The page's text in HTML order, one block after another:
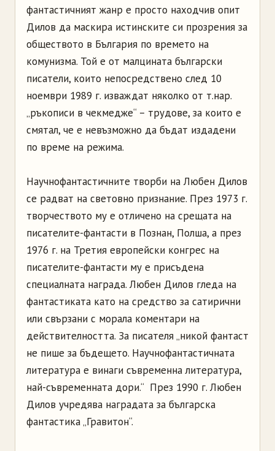
фантастичният жанр е просто находчив опит
Дилов да маскира истинските си прозрения за
обществото в България по времето на
комунизма. Той е от малцината български
писатели, които непосредствено след 10
ноември 1989 г. изваждат няколко от т.нар.
„ръкописи в чекмедже“ – трудове, за които е
смятал, че е невъзможно да бъдат издадени
по време на режима.
Научнофантастичните творби на Любен Дилов
се радват на световно признание. През 1973 г.
творчеството му е отличено на срещата на
писателите-фантасти в Познан, Полша, а през
1976 г. на Третия европейски конгрес на
писателите-фантасти му е присъдена
специалната награда. Любен Дилов гледа на
фантастиката като на средство за сатирични
или свързани с морала коментари на
действителността. За писателя „никой фантаст
не пише за бъдещето. Научнофантастичната
литература е винаги съвременна литература,
най-съвременната дори.“ През 1990 г. Любен
Дилов учредява наградата за българска
фантастика „Гравитон“.